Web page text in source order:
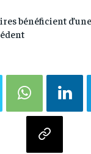
bénéficient